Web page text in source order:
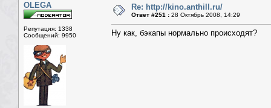
OLEGA
Репутация: 1338
Сообщений: 9950
Re: http://kino.anthill.ru/
Ответ #251 : 28 Октябрь 2008, 14:29
Ну как, бэкапы нормально происходят?